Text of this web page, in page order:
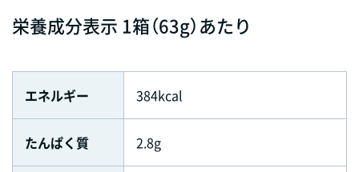
栄養成分表示 1箱（63g）あたり
エネルギー 384kcal
たんぱく質 2.8g